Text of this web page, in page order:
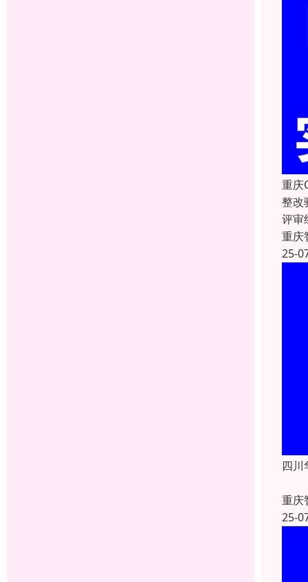
重庆
整改
评审
重庆
25-
四川
重庆
25-